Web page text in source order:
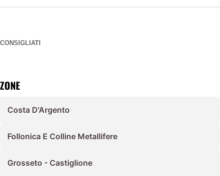
CONSIGLIATI
ZONE
Costa D'Argento
Follonica E Colline Metallifere
Grosseto - Castiglione